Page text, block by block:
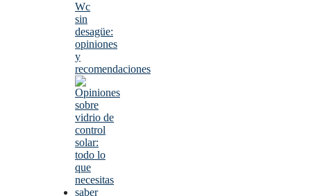
Wc
sin
desagüe:
opiniones
y
recomendaciones